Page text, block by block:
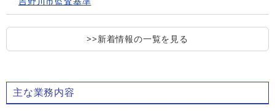
>>新着情報の一覧を見る
主な業務内容